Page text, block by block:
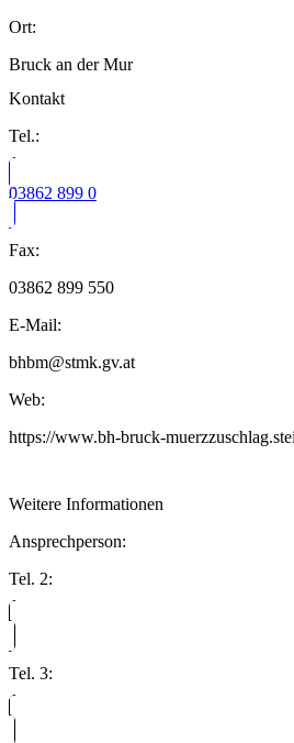
Ort:
Bruck an der Mur
Kontakt
Tel.:
03862 899 0
Fax:
03862 899 550
E-Mail:
bhbm@stmk.gv.at
Web:
https://www.bh-bruck-
Weitere Informationen
Ansprechperson:
Tel. 2:
Tel. 3: